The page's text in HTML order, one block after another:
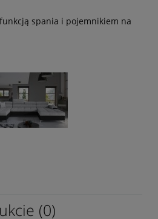
spania i pojemnikiem na
(0)